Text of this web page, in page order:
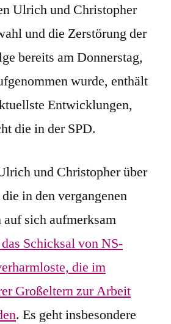
Ulrich und Christopher
und die Zerstörung der
bereits am Donnerstag,
wurde, enthält
Entwicklungen,
die in der SPD.
und Christopher über
in den vergangenen
sich aufmerksam
Schicksal von NS-
die im
Großeltern zur Arbeit
. Es geht insbesondere